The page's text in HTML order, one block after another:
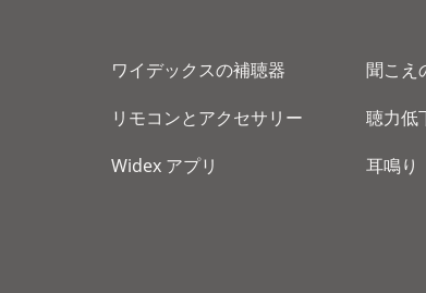
ワイデックスの補聴器
リモコンとアクセサリー
Widex アプリ
聞こえ
聴力低
耳鳴り